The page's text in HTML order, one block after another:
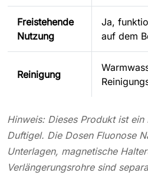
Freistehende
Nutzung
Ja,
auf dem
Reinigung
Hinweis: Dieses Produkt ist ein
Duftigel. Die Dosen Fluonose
Unterlagen, magnetische
Verlängerungsrohre sind